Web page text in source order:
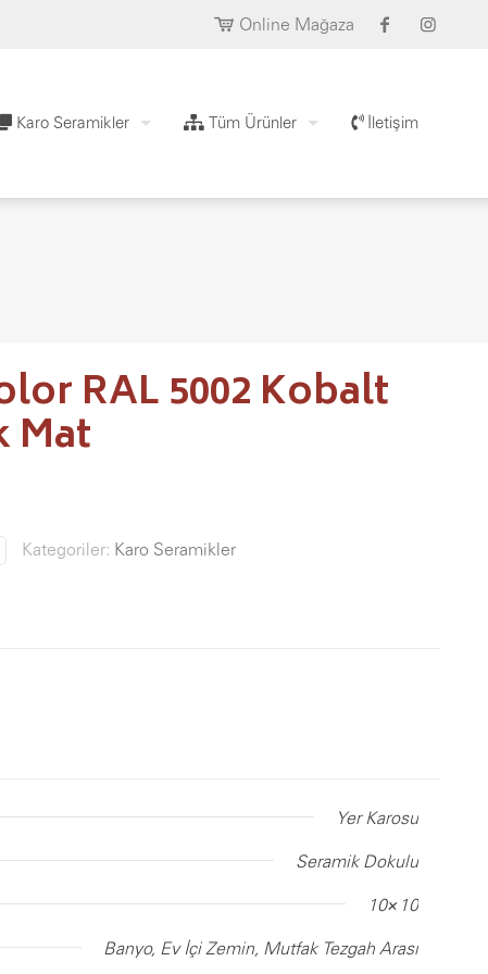
Online Mağaza
Karo Seramikler Tüm Ürünler İletişim
RAL 5002 Kobalt
Mat
Kategoriler: Karo Seramikler
Yer Karosu
Seramik Dokulu
10×10
Banyo, Ev İçi Zemin, Mutfak Tezgah Arası